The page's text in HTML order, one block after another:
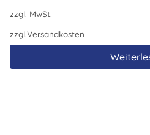
zzgl. MwSt.
zzgl.Versandkosten